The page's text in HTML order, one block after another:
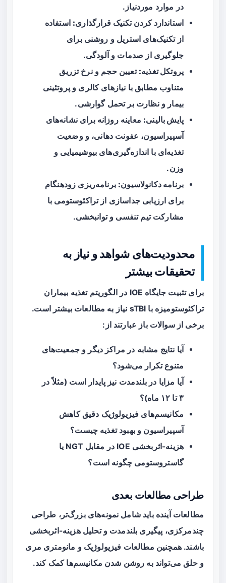
در موارد موردنیاز.
استاندارد کردن تکنیک قرارگذاری: استفاده
از تکنیک‌های استریل و روشنی برای
جلوگیری از صدمات و آلودگی.
پروتکل تغذیه: تعیین حجم و نرخ تزریق
متناوب مطابق با نیازهای کالری و پروتئینی
بیمار و نظارت بر تحمل گوارشی.
پایش بالینی: معاینه روزانه برای نشانه‌های
آسپیراسیون، عفونت دهانی، و وضعیت
تغذیه‌ای با اندازه‌گیری‌های بیوشیمیایی و
وزن.
برنامه دکانولاسیون: برنامه‌ریزی زودهنگام
برای ارزیابی جداسازی از تراکئوستومی با
مشارکت تیم تنفسی و توانبخشی.
محدودیت‌های شواهد و نیاز به
تحقیقات بیشتر
برای تثبیت جایگاه IOE در الگوریتم تغذیه بیماران
تراکئوستومیزه با sTBI نیاز به مطالعات بیشتر است.
برخی از سوالات باز عبارتند از:
آیا نتایج مشابه در مراکز دیگر و جمعیت‌های
متنوع تکرار می‌شود؟
آیا مزایا در بلندمدت نیز پایدار است (مثلاً در
۳ تا ۱۲ ماه)؟
مکانیسم‌های فیزیولوژیک دقیق کاهش
آسپیراسیون و بهبود تغذیه چیست؟
هزینه-اثربخشی IOE در مقابل NGT یا
گاستروستومی چگونه است؟
طراحی مطالعات بعدی
مطالعات آینده باید شامل نمونه‌های بزرگ‌تر، طراحی
چندمرکزی، پیگیری بلندمدت و تحلیل هزینه-اثربخشی
باشند. همچنین مطالعات فیزیولوژیک و مانومتری مری
و حلق می‌تواند به روشن شدن مکانیسم‌ها کمک کند.